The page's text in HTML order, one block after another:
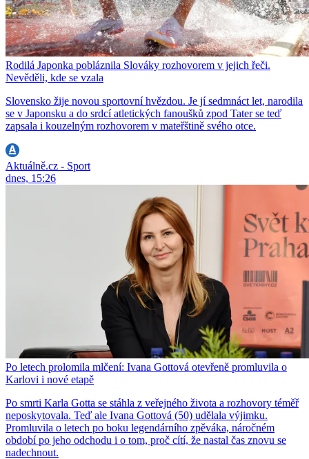
Rodilá Japonka pobláznila Slováky rozhovorem v jejich řeči.
Nevěděli, kde se vzala
Slovensko žije novou sportovní hvězdou. Je jí sedmnáct let, narodila
se v Japonsku a do srdcí atletických fanoušků zpod Tater se teď
zapsala i kouzelným rozhovorem v mateřštině svého otce.
Aktuálně.cz - Sport
dnes, 15:26
Po letech prolomila mlčení: Ivana Gottová otevřeně promluvila o
Karlovi i nové etapě
Po smrti Karla Gotta se stáhla z veřejného života a rozhovory téměř
neposkytovala. Teď ale Ivana Gottová (50) udělala výjimku.
Promluvila o letech po boku legendárního zpěváka, náročném
období po jeho odchodu i o tom, proč cítí, že nastal čas znovu se
nadechnout.